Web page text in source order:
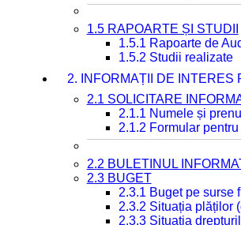
1.5 RAPOARTE ȘI STUDII
1.5.1 Rapoarte de
1.5.2 Studii realizate
2. INFORMAȚII DE INTERES
2.1 SOLICITARE
2.1.1 Numele și
2.1.2 Formular
2.2 BULETINUL
2.3 BUGET
2.3.1 Buget pe surse
2.3.2 Situația plăților
2.3.3 Situația